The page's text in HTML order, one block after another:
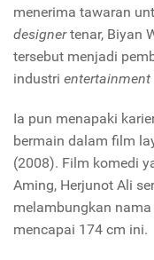
menerima tawaran
designertenar, Biyan
tersebut menjadi
industri entertainment
Ia pun menapaki
bermain dalam film
(2008). Film komedi
Aming, Herjunot Ali
melambungkan nama
mencapai 174 cm ini.